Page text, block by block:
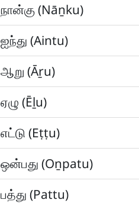
நான்கு (Nāṉku)
ஐந்து (Aintu)
ஆறு (Āṟu)
ஏழு (Ēḻu)
எட்டு (Eṭṭu)
ஒன்பது (Oṉpatu)
பத்து (Pattu)